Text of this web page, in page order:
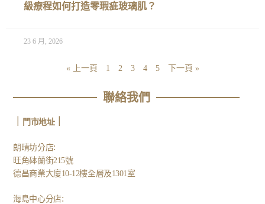
級療程如何打造零瑕疵玻璃肌？
23 6 月, 2026
« 上一頁 1 2 3 4 5 下一頁 »
聯絡我們
門市地址｜
朗晴坊分店:
旺角砵蘭街215號
德昌商業大廈10-12樓全層及1301室
海島中心分店: